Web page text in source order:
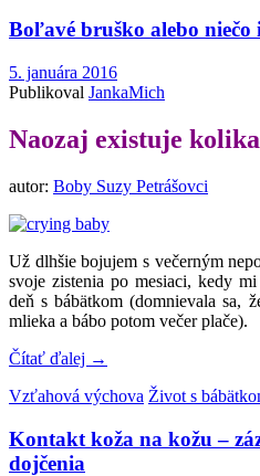
Boľavé bruško alebo niečo
5. januára 2016
Publikoval JankaMich
Naozaj existuje
autor: Boby Suzy Petrášovci
Už dlhšie bojujem s večerným
svoje zistenia po mesiaci, kedy
deň s bábätkom (domnievala sa,
mlieka a bábo potom večer plače).
Čítať ďalej →
Vzťahová výchova Život s
Kontakt koža na kožu –
dojčenia